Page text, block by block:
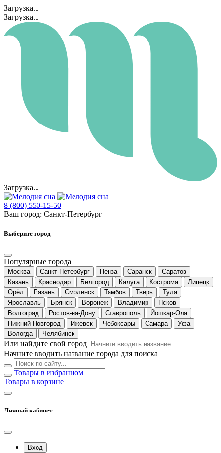
Загрузка...
Загрузка...
Загрузка...
8 (800) 550-15-50
Ваш город: Санкт-Петербург
Выберите город
Популярные города
Москва Санкт-Петербург Пенза Саранск
Саратов
Казань
Краснодар Белгород Калуга Кострома
Липецк
Орёл
Рязань Смоленск Тамбов Тверь
Тула
Ярославль
Брянск Воронеж Владимир
Псков
Волгоград
Ростов-на-Дону Ставрополь
Йошкар-Ола
Нижний Новгород
Ижевск Чебоксары Самара
Уфа
Вологда
Челябинск
Или найдите свой город
Начните вводить название города для поиска
Товары в избранном
Товары в корзине
Личный кабинет
Вход